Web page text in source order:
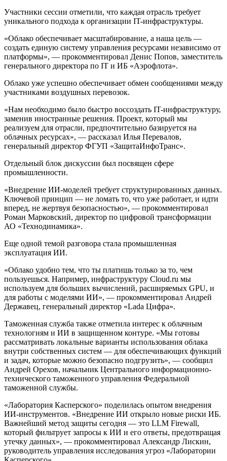
Участники сессии отметили, что каждая отрасль требует
уникального подхода к организации IT-инфраструктуры.
«Облако обеспечивает масштабирование, а наша цель —
создать единую систему управления ресурсами независимо от
платформы», — прокомментировал Денис Попов, заместитель
генерального директора по IT и ИБ «Аэрофлота».
Облако уже успешно обеспечивает обмен сообщениями между
участниками воздушных перевозок.
«Нам необходимо было быстро воссоздать IT-инфраструктуру,
заменив иностранные решения. Проект, который мы
реализуем для отрасли, предпочтительно базируется на
облачных ресурсах», — рассказал Илья Перевалов,
генеральный директор ФГУП «ЗащитаИнфоТранс».
Отдельный блок дискуссии был посвящен сфере
промышленности.
«Внедрение ИИ-моделей требует структурированных данных.
Ключевой принцип — не ломать то, что уже работает, и идти
вперед, не жертвуя безопасностью», — прокомментировал
Роман Марковский, директор по цифровой трансформации
АО «Технодинамика».
Еще одной темой разговора стала промышленная
эксплуатация ИИ.
«Облако удобно тем, что ты платишь только за то, чем
пользуешься. Например, инфраструктуру Cloud.ru мы
используем для больших вычислений, расширяемых GPU, и
для работы с моделями ИИ», — прокомментировал Андрей
Державец, генеральный директор «Lada Цифра».
Таможенная служба также отметила интерес к облачным
технологиям и ИИ в защищенном контуре. «Мы готовы
рассматривать локальные варианты использования облака
внутри собственных систем — для обеспечивающих функций
и задач, которые можно безопасно подгрузить», — сообщил
Андрей Орехов, начальник Центрального информационно-
технического таможенного управления Федеральной
таможенной службы.
«Лаборатория Касперского» поделилась опытом внедрения
ИИ-инструментов. «Внедрение ИИ открыло новые риски ИБ.
Важнейший метод защиты сегодня — это LLM Firewall,
который фильтрует запросы к ИИ и его ответы, предотвращая
утечку данных», — прокомментировал Александр Лискин,
руководитель управления исследования угроз «Лаборатории